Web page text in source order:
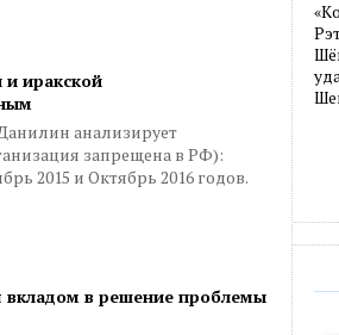
иракской
анализирует
запрещена в РФ):
2015 и Октябрь 2016 годов.
вкладом в решение проблемы